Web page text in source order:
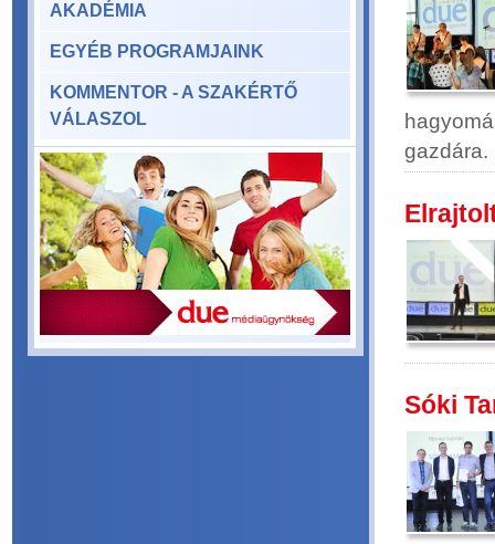
AKADÉMIA
EGYÉB PROGRAMJAINK
KOMMENTOR - A SZAKÉRTŐ
VÁLASZOL
gazdára.
Sóki